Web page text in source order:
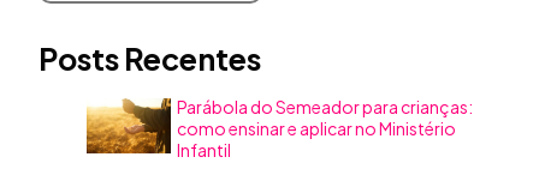
Posts Recentes
Parábola do Semeador para crianças:
como ensinar e aplicar no Ministério
Infantil